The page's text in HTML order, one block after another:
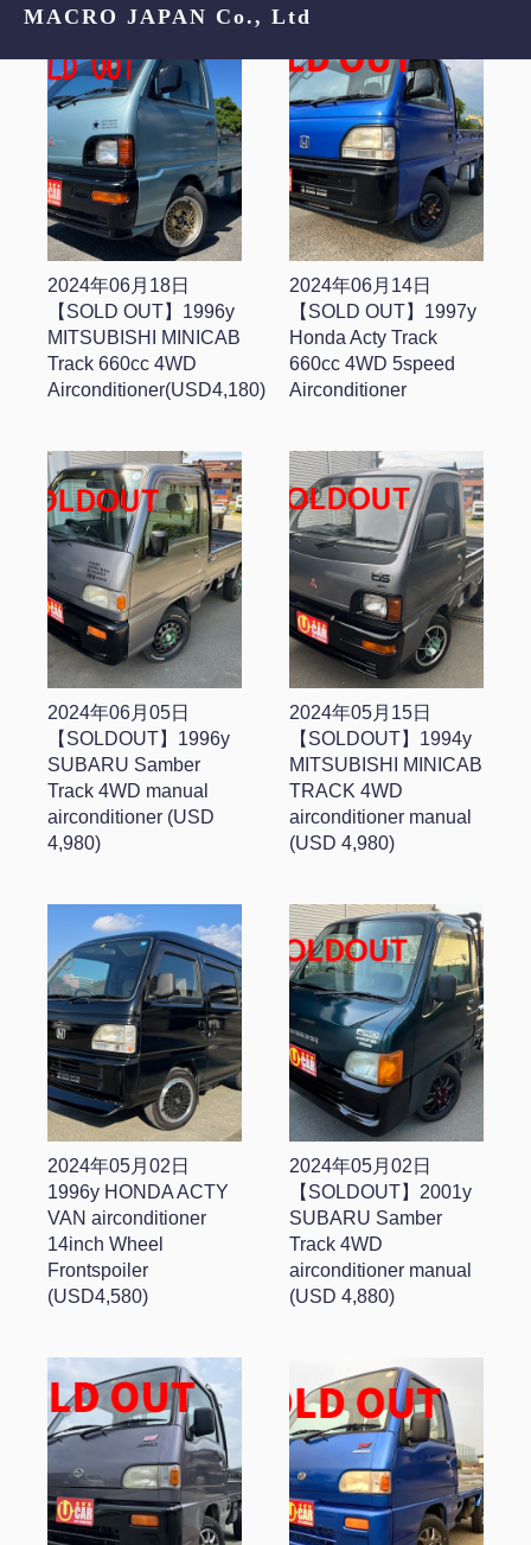
MACRO JAPAN Co., Ltd
2024年06月18日
【SOLD OUT】1996y
MITSUBISHI MINICAB
Track 660cc 4WD
Airconditioner(USD4,180)
2024年06月14日
【SOLD OUT】1997y
Honda Acty Track
660cc 4WD 5speed
Airconditioner
2024年06月05日
【SOLDOUT】1996y
SUBARU Samber
Track 4WD manual
airconditioner (USD
4,980)
2024年05月15日
【SOLDOUT】1994y
MITSUBISHI MINICAB
TRACK 4WD
airconditioner manual
(USD 4,980)
2024年05月02日
1996y HONDA ACTY
VAN airconditioner
14inch Wheel
Frontspoiler
(USD4,580)
2024年05月02日
【SOLDOUT】2001y
SUBARU Samber
Track 4WD
airconditioner manual
(USD 4,880)